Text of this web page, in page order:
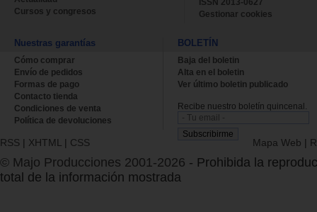
Cursos y congresos
ISSN 2013-0627
Gestionar cookies
Nuestras garantías
Cómo comprar
Envío de pedidos
Formas de pago
Contacto tienda
Condiciones de venta
Política de devoluciones
BOLETÍN
Baja del boletin
Alta en el boletin
Ver último boletin publicado
Recibe nuestro boletín quincenal.
RSS | XHTML | CSS Mapa Web |
© Majo Producciones 2001-2026 - Prohibida la
total de la información mostrada